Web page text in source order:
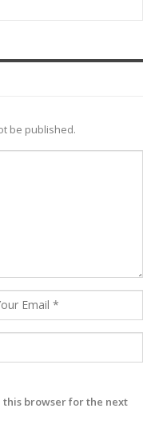
be published.
this browser for the next